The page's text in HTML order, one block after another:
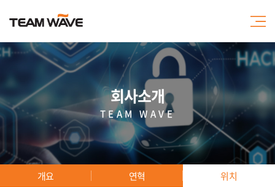
회사소개
TEAM WAVE
개요 연혁 위치